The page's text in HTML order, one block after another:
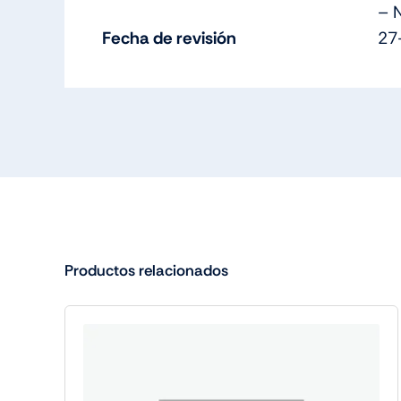
–
Fecha de revisión
Productos relacionados